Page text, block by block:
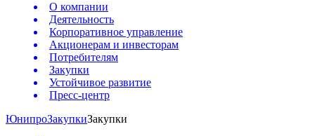
О компании
Деятельность
Корпоративное управление
Акционерам и инвесторам
Потребителям
Закупки
Устойчивое развитие
Пресс-центр
ЮнипроЗакупкиЗакупки